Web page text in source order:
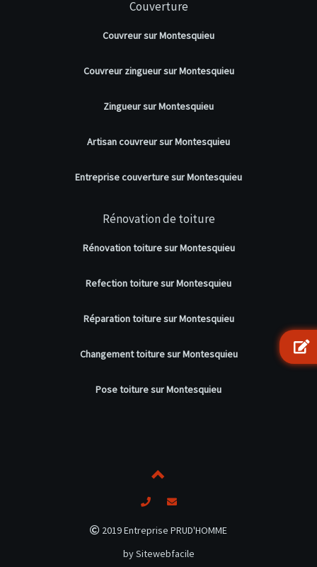
Couverture
Couvreur sur Montesquieu
Couvreur zingueur sur Montesquieu
Zingueur sur Montesquieu
Artisan couvreur sur Montesquieu
Entreprise couverture sur Montesquieu
Rénovation de toiture
Rénovation toiture sur Montesquieu
Refection toiture sur Montesquieu
Réparation toiture sur Montesquieu
Changement toiture sur Montesquieu
Pose toiture sur Montesquieu
2019 Entreprise PRUD'HOMME
by Sitewebfacile